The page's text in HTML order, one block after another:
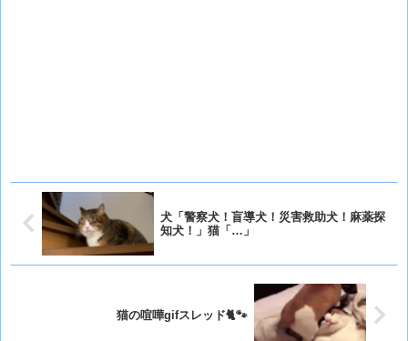
犬「警察犬！盲導犬！災害救助犬！麻薬探
知犬！」猫「…」
猫の喧嘩gifスレッド🐈🐾